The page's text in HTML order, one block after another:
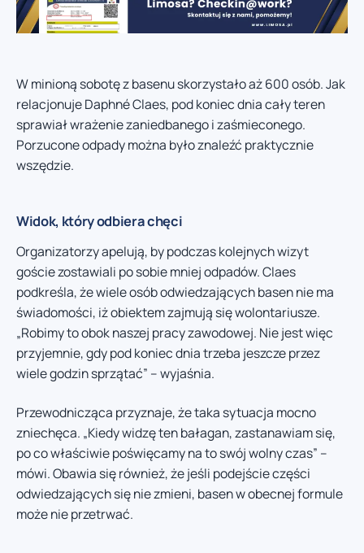
W minioną sobotę z basenu skorzystało aż 600 osób. Jak
relacjonuje Daphné Claes, pod koniec dnia cały teren
sprawiał wrażenie zaniedbanego i zaśmieconego.
Porzucone odpady można było znaleźć praktycznie
wszędzie.
Widok, który odbiera chęci
Organizatorzy apelują, by podczas kolejnych wizyt
goście zostawiali po sobie mniej odpadów. Claes
podkreśla, że wiele osób odwiedzających basen nie ma
świadomości, iż obiektem zajmują się wolontariusze.
„Robimy to obok naszej pracy zawodowej. Nie jest więc
przyjemnie, gdy pod koniec dnia trzeba jeszcze przez
wiele godzin sprzątać” – wyjaśnia.
Przewodnicząca przyznaje, że taka sytuacja mocno
zniechęca. „Kiedy widzę ten bałagan, zastanawiam się,
po co właściwie poświęcamy na to swój wolny czas” –
mówi. Obawia się również, że jeśli podejście części
odwiedzających się nie zmieni, basen w obecnej formule
może nie przetrwać.